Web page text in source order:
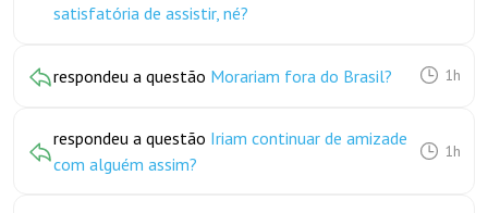
satisfatória de assistir, né?
respondeu a questão Morariam fora do Brasil? 1h
respondeu a questão Iriam continuar de amizade
com alguém assim?
1h